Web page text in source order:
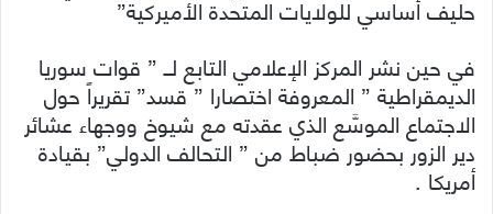
حليف أساسي للولايات المتحدة الأميركية”
في حين نشر المركز الإعلامي التابع لــ ” قوات سوريا
الديمقراطية ” المعروفة اختصارا ” قسد” تقريراً حول
الاجتماع الموسَّع الذي عقدته مع شيوخ ووجهاء عشائر
دير الزور بحضور ضباط من ” التحالف الدولي” بقيادة
أمريكا .